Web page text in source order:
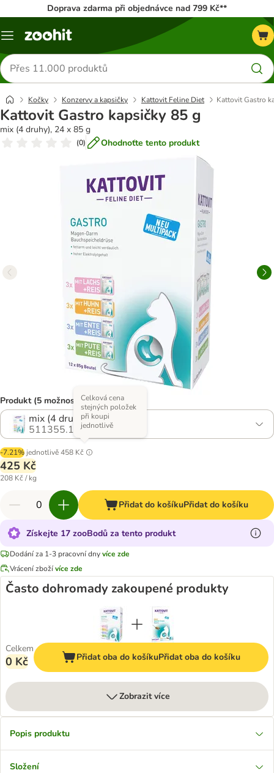
Doprava zdarma při objednávce nad 799 Kč**
Menu
Hledat
produkty
Kočky Konzervy a kapsičky Kattovit Feline Diet Kattovit Gastro
Kattovit Gastro kapsičky 85 g
mix (4 druhy), 24 x 85 g
(0) Ohodnoťte tento produkt
Produkt (5 možností)
mix (4 druhy), 24 x 85 g
511355.16
-7.21% jednotlivě458 Kč
Celková cena
stejných položek
při koupi
jednotlivě
425 Kč
208 Kč / kg
Přidat do košíkuPřidat do košíku
Získejte 17 zooBodů za tento produkt
Dodání za 1-3 pracovní dnyvíce zde
Vrácení zbožívíce zde
Často dohromady zakoupené produkty
Celkem
0 Kč Přidat oba do košíkuPřidat oba do košíku
Zobrazit více
Popis produktu
Složení